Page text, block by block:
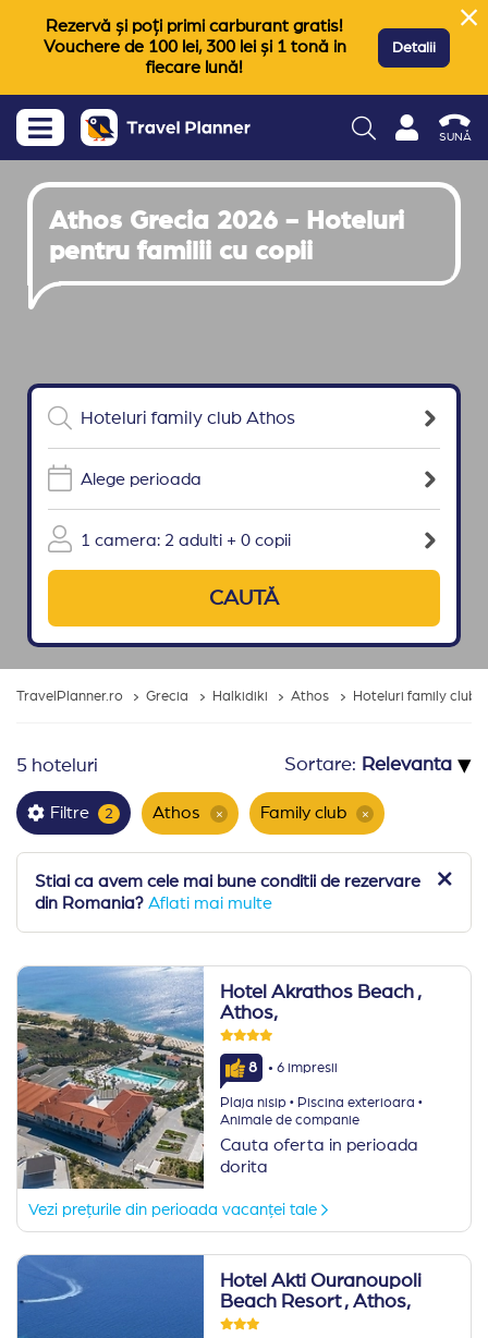
Rezervă și poți primi carburant gratis!
Vouchere de 100 lei, 300 lei și 1 tonă in
fiecare lună!
Detalii
SUNĂ
Athos Grecia 2026 - Hoteluri
pentru familii cu copii
Alege perioada
1 camera: 2 adulti + 0 copii
CAUTĂ
TravelPlanner.ro Grecia Halkidiki Athos Hoteluri family club
5 hoteluri Sortare: ▾
Filtre 2 Athos × Family club ×
Stiai ca avem cele mai bune conditii de rezervare
din Romania? Aflati mai multe
Hotel Akrathos Beach ,
Athos,
8 · 6 impresii
Plaja nisip ·Piscina exterioara ·
Animale de companie
Cauta oferta in perioada
dorita
Vezi prețurile din perioada vacanței tale
Hotel Akti Ouranoupoli
Beach Resort , Athos,